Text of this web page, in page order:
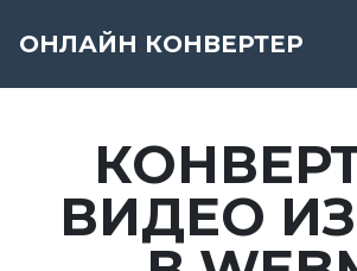
ОНЛАЙН КОНВЕРТЕР
ВИДЕО ИЗ